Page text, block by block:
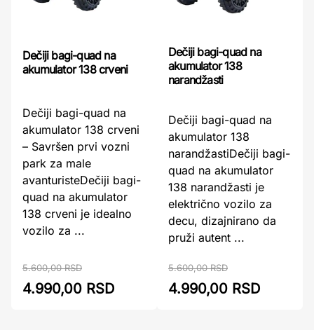
Dečiji bagi-quad na
akumulator 138 crveni
Dečiji bagi-quad na
akumulator 138 crveni
– Savršen prvi vozni
park za male
avanturisteDečiji bagi-
quad na akumulator
138 crveni je idealno
vozilo za ...
5.600,00 RSD
4.990,00 RSD
Dečiji bagi-quad na
akumulator 138
narandžasti
Dečiji bagi-quad na
akumulator 138
narandžastiDečiji bagi-
quad na akumulator
138 narandžasti je
električno vozilo za
decu, dizajnirano da
pruži autent ...
5.600,00 RSD
4.990,00 RSD